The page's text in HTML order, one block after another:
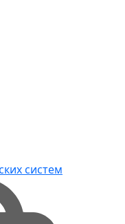
систем